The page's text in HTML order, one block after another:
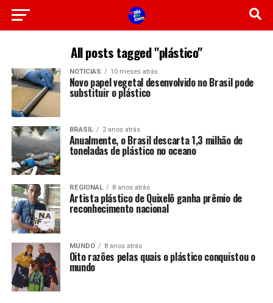
All posts tagged "plástico"
NOTICIAS 10 meses atrás
Novo papel vegetal desenvolvido no Brasil pode
substituir o plástico
BRASIL 2 anos atrás
Anualmente, o Brasil descarta 1,3 milhão de
toneladas de plástico no oceano
REGIONAL 8 anos atrás
Artista plástico de Quixelô ganha prêmio de
reconhecimento nacional
MUNDO 8 anos atrás
Oito razões pelas quais o plástico conquistou o
mundo